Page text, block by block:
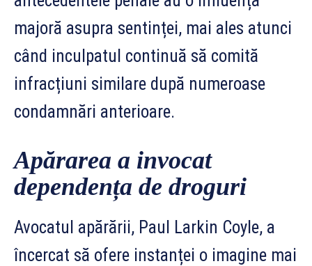
majoră asupra sentinței, mai ales atunci
când inculpatul continuă să comită
infracțiuni similare după numeroase
condamnări anterioare.
Apărarea a invocat
dependența de droguri
Avocatul apărării, Paul Larkin Coyle, a
încercat să ofere instanței o imagine mai